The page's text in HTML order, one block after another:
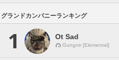
グランドカンパニーランキング
1 Ot Sad
Gungnir [Elemental]